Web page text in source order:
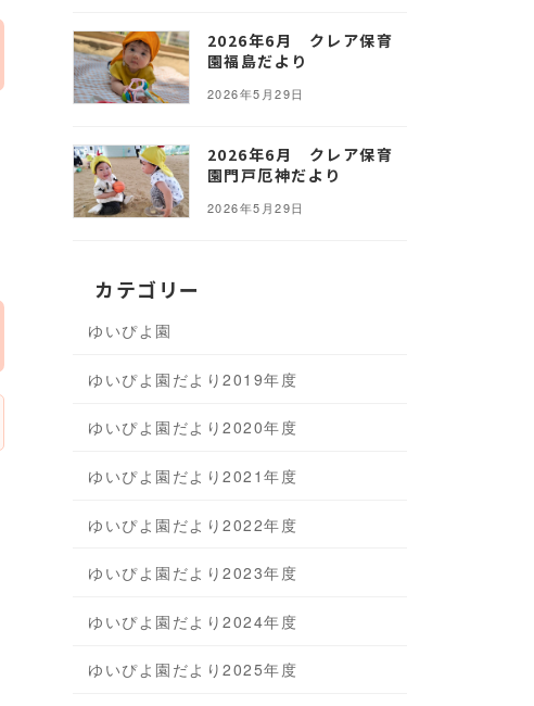
2026年6月 クレア保育
園福島だより
2026年5月29日
2026年6月 クレア保育
園門戸厄神だより
2026年5月29日
カテゴリー
ゆいぴよ園
ゆいぴよ園だより2019年度
ゆいぴよ園だより2020年度
ゆいぴよ園だより2021年度
ゆいぴよ園だより2022年度
ゆいぴよ園だより2023年度
ゆいぴよ園だより2024年度
ゆいぴよ園だより2025年度